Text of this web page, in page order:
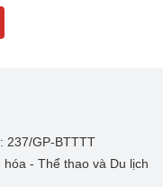
237/GP-BTTTT
- Thể thao và Du lịch